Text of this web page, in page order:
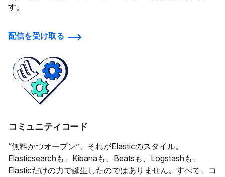
す。
配信を受け取る
コミュニティコード
“無料かつオープン”、それがElasticのスタイル。
Elasticsearchも、Kibanaも、Beatsも、Logstashも、
Elasticだけの力で誕生したのではありません。すべて、コ